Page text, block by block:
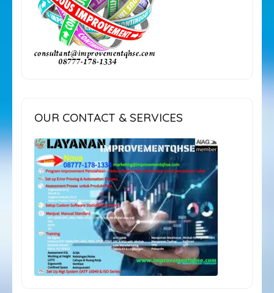
OUR CONTACT & SERVICES